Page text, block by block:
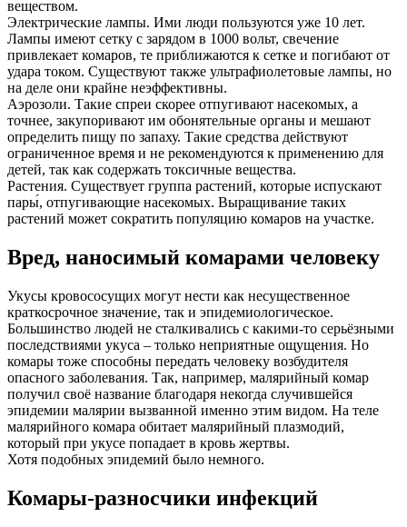
веществом.
Электрические лампы. Ими люди пользуются уже 10 лет.
Лампы имеют сетку с зарядом в 1000 вольт, свечение
привлекает комаров, те приближаются к сетке и погибают от
удара током. Существуют также ультрафиолетовые лампы, но
на деле они крайне неэффективны.
Аэрозоли. Такие спреи скорее отпугивают насекомых, а
точнее, закупоривают им обонятельные органы и мешают
определить пищу по запаху. Такие средства действуют
ограниченное время и не рекомендуются к применению для
детей, так как содержать токсичные вещества.
Растения. Существует группа растений, которые испускают
пары́, отпугивающие насекомых. Выращивание таких
растений может сократить популяцию комаров на участке.
Вред, наносимый комарами человеку
Укусы кровососущих могут нести как несущественное
краткосрочное значение, так и эпидемиологическое.
Большинство людей не сталкивались с какими-то серьёзными
последствиями укуса – только неприятные ощущения. Но
комары тоже способны передать человеку возбудителя
опасного заболевания. Так, например, малярийный комар
получил своё название благодаря некогда случившейся
эпидемии малярии вызванной именно этим видом. На теле
малярийного комара обитает малярийный плазмодий,
который при укусе попадает в кровь жертвы.
Хотя подобных эпидемий было немного.
Комары-разносчики инфекций